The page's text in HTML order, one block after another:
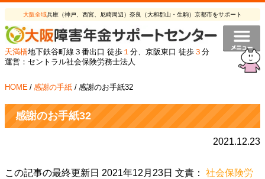
大阪全域兵庫（神戸、西宮、尼崎周辺）奈良（大和郡山・生駒）京都市をサポート
天満橋地下鉄谷町線３番出口 徒歩 １ 分、京阪東口 徒歩 ３ 分
運営：セントラル社会保険労務士法人
HOME / 感謝の手紙 / 感謝のお手紙32
感謝のお手紙32
2021.12.23
この記事の最終更新日 2021年12月23日 文責： 社会保険労